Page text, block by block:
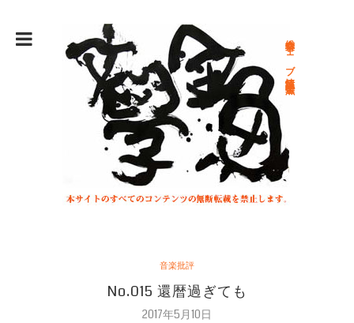
総合文学ウェブ情報誌 文学金魚
音楽批評
No.015 還暦過ぎても
2017年5月10日